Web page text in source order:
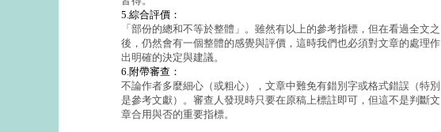
5.綜合評價：
「部份的總和不等於整體」。雖然有以上的參考指標，但在看過全文之
後，仍然會有一個整體的感覺與評價，這時我們也必須對文章的處理作
出明確的決定與建議。
6.附帶審查：
不論作者多麼細心（或粗心），文章中難免有錯別字或格式錯誤（特別
是參考文獻）。審查人發現時只要在原稿上標註即可，但這不是判斷文
章合用與否的重要指標。